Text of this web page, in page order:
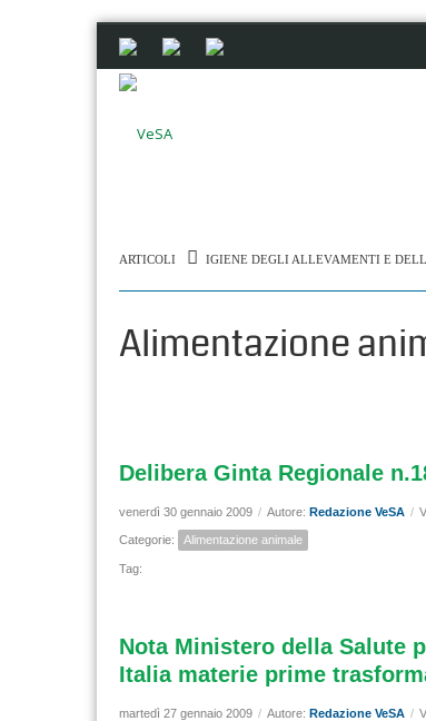
ARTICOLI IGIENE DEGLI ALLEVAMENTI E
Alimentazione
Delibera Ginta Regionale
venerdì 30 gennaio 2009 / Autore: Redazione VeSA /
Categorie: Alimentazione animale
Tag:
Nota Ministero della Salute
Italia materie prime
martedì 27 gennaio 2009 / Autore: Redazione VeSA /